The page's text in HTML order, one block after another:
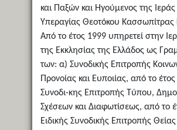
και Παξών και Ηγούμενος της
Υπεραγίας Θεοτόκου Κασσωπίτρας
Από το έτος 1999 υπηρετεί στην
της Εκκλησίας της Ελλάδος ως
των: α) Συνοδικής Επιτροπής
Προνοίας και Ευποιίας, από το
Συνοδι-κης Επιτροπής Τύπου,
Σχέσεων και Διαφωτίσεως, από το
Ειδικής Συνοδικής Επιτροπής Θείας